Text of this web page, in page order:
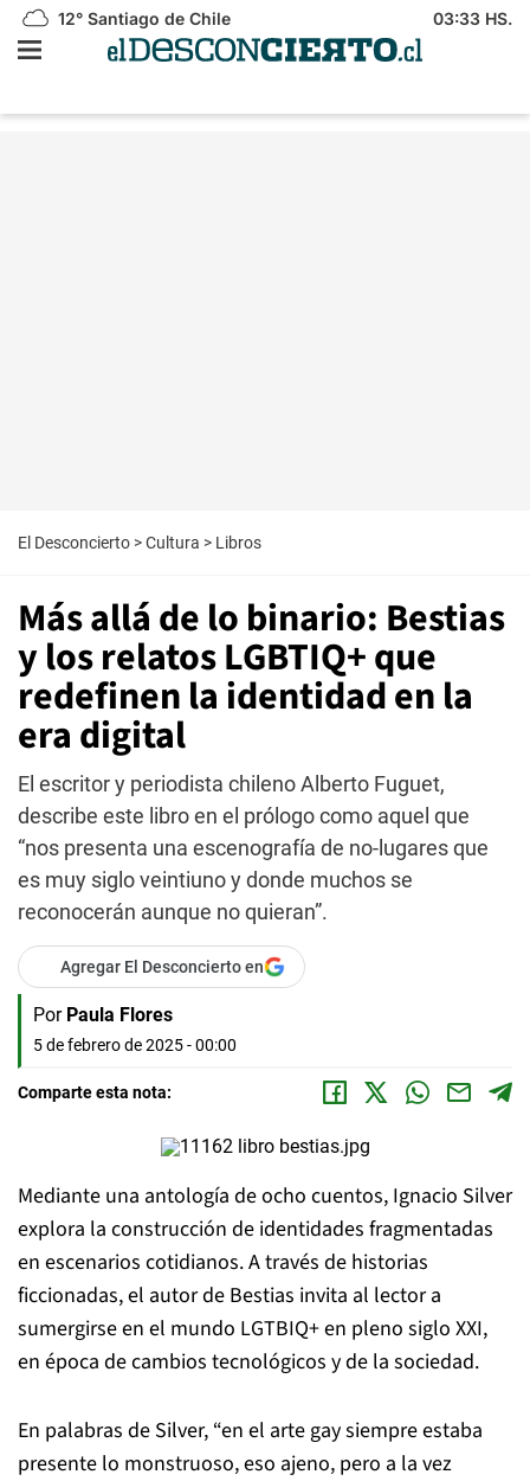
12° Santiago de Chile 03:33 HS.
El Desconcierto >Cultura > Libros
Más allá de lo binario: Bestias
y los relatos LGBTIQ+ que
redefinen la identidad en la
era digital
El escritor y periodista chileno Alberto Fuguet,
describe este libro en el prólogo como aquel que
“nos presenta una escenografía de no-lugares que
es muy siglo veintiuno y donde muchos se
reconocerán aunque no quieran”.
Agregar El Desconcierto en
Por Paula Flores
5 de febrero de 2025 - 00:00
Comparte esta nota:
Mediante una antología de ocho cuentos, Ignacio Silver
explora la construcción de identidades fragmentadas
en escenarios cotidianos. A través de historias
ficcionadas, el autor de Bestias invita al lector a
sumergirse en el mundo LGTBIQ+ en pleno siglo XXI,
en época de cambios tecnológicos y de la sociedad.
En palabras de Silver, “en el arte gay siempre estaba
presente lo monstruoso, eso ajeno, pero a la vez